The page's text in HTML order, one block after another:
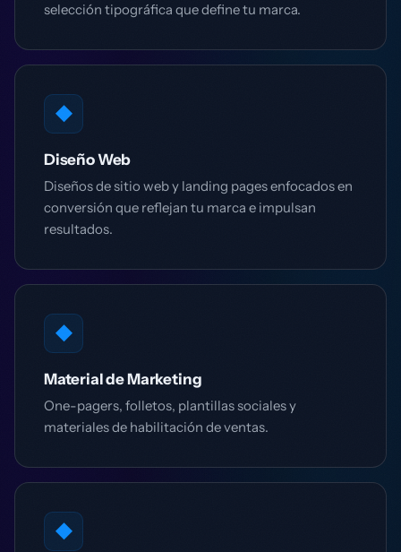
selección tipográfica que define tu marca.
◆
Diseño Web
Diseños de sitio web y landing pages enfocados en
conversión que reflejan tu marca e impulsan
resultados.
◆
Material de Marketing
One-pagers, folletos, plantillas sociales y
materiales de habilitación de ventas.
◆